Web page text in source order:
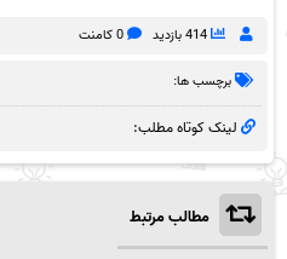
414 بازدید 0 کامنت
برچسب ها:
لینک کوتاه مطلب:
مطالب مرتبط